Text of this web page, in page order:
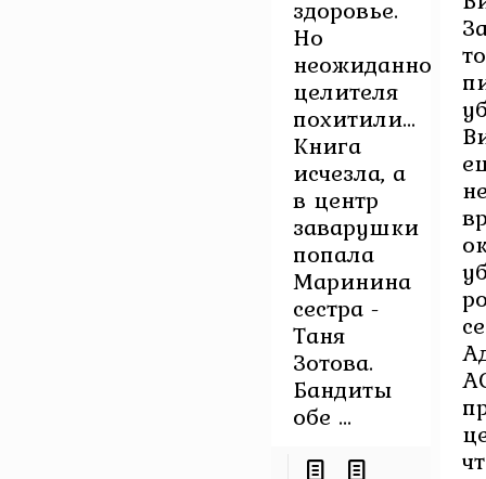
здоровье.
Но
неожиданно
целителя
похитили...
Книга
исчезла, а
в центр
заварушки
попала
Маринина
сестра -
Таня
Зотова.
Бандиты
обе ...